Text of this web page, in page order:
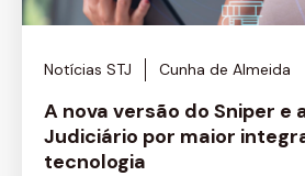
Notícias STJ Cunha de Almeida
A nova versão do Sniper e
Judiciário por maior
tecnologia